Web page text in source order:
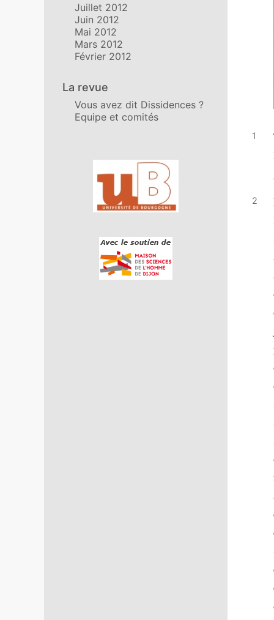
Juillet 2012
Juin 2012
Mai 2012
Mars 2012
Février 2012
La revue
Vous avez dit Dissidences ?
Equipe et comités
Affiliations/partenaires